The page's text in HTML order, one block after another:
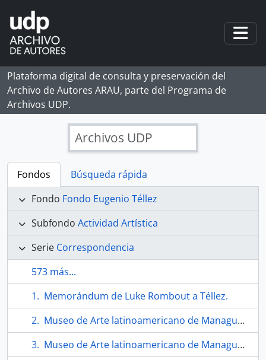
Skip to main content
Plataforma digital de consulta y preservación del
Archivo de Autores ARAU, parte del Programa de
Archivos UDP.
Archivos UDP
Fondos
Búsqueda rápida
Fondo Fondo Eugenio Téllez
Subfondo Actividad Artística
Serie Correspondencia
573 más...
Memorándum de Luke Rombout a Téllez.
Museo de Arte latinoamericano de Managua solidaridad con Nicaragua. Tríptico
Museo de Arte latinoamericano de Managua solidaridad con Nicaragua. Tríptico